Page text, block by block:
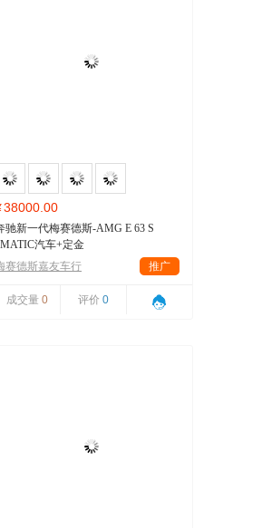
38000.00
驰新一代梅赛德斯-AMG E 63 S
汽车+定金
赛德斯嘉友车行
推广
成交量 0 评价 0